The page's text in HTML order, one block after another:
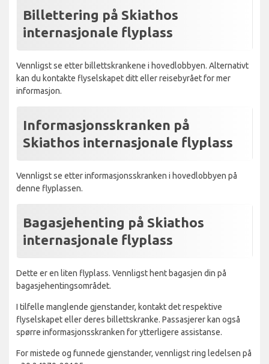
Billettering på Skiathos
internasjonale flyplass
Vennligst se etter billettskrankene i hovedlobbyen. Alternativt
kan du kontakte flyselskapet ditt eller reisebyrået for mer
informasjon.
Informasjonsskranken på
Skiathos internasjonale flyplass
Vennligst se etter informasjonsskranken i hovedlobbyen på
denne flyplassen.
Bagasjehenting på Skiathos
internasjonale flyplass
Dette er en liten flyplass. Vennligst hent bagasjen din på
bagasjehentingsområdet.
I tilfelle manglende gjenstander, kontakt det respektive
flyselskapet eller deres billettskranke. Passasjerer kan også
spørre informasjonsskranken for ytterligere assistanse.
For mistede og funnede gjenstander, vennligst ring ledelsen på